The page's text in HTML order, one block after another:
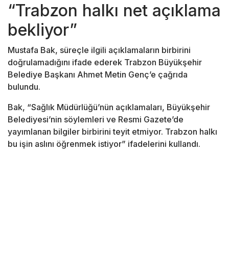
“Trabzon halkı net açıklama
bekliyor”
Mustafa Bak, süreçle ilgili açıklamaların birbirini
doğrulamadığını ifade ederek Trabzon Büyükşehir
Belediye Başkanı Ahmet Metin Genç’e çağrıda
bulundu.
Bak, “Sağlık Müdürlüğü’nün açıklamaları, Büyükşehir
Belediyesi’nin söylemleri ve Resmi Gazete’de
yayımlanan bilgiler birbirini teyit etmiyor. Trabzon halkı
bu işin aslını öğrenmek istiyor” ifadelerini kullandı.